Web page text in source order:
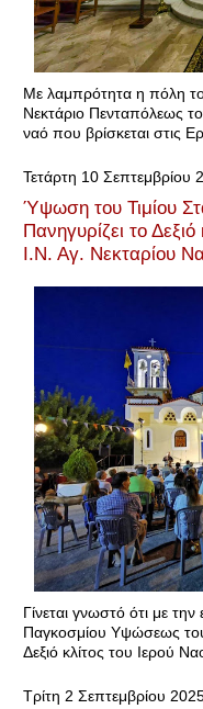
Με λαμπρότητα η πόλη
Νεκτάριο Πενταπόλεως
ναό που βρίσκεται στις
Τετάρτη 10 Σεπτεμβρίου
Ύψωση του Τιμίου
Πανηγυρίζει το Δεξιό
Ι.Ν. Αγ. Νεκταρίου
Γίνεται γνωστό ότι με την
Παγκοσμίου Υψώσεως του
Δεξιό κλίτος του Ιερού
Τρίτη 2 Σεπτεμβρίου